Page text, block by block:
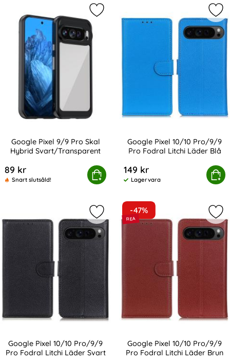
Google Pixel 9/9 Pro Skal
Hybrid Svart/Transparent
89 kr
Snart slutsåld!
Köp
Pixel 9/9 Pro Skal Hybrid Svart/Transparent
Markera google Pixel 9/9 Pro
Google Pixel 10/10 Pro/9/9
Pro Fodral Litchi Läder Blå
149 kr
Tillgänglighet:
Lagervara
Köp
Google Pixel 10/10 Pro/9/9
Google Pixel 10/10 Pro/9/9
Pro Fodral Litchi Läder Svart
Markera google Pixel 10/10 Pro/9/
-47%
Google Pixel 10/10 Pro/9/9
Pro Fodral Litchi Läder Brun